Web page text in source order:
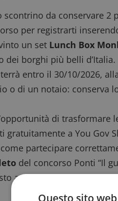
scontrino da conservare 2
per registrarti
un set Lunch Box
dei borghi più belli d’Italia.
terrà entro il 30/10/2026,
o di un notaio: conserva
di trasformare
gratuitamente aYou Gov
partecipare
del concorso Ponti “Il
articolo? Dai
Questo sito